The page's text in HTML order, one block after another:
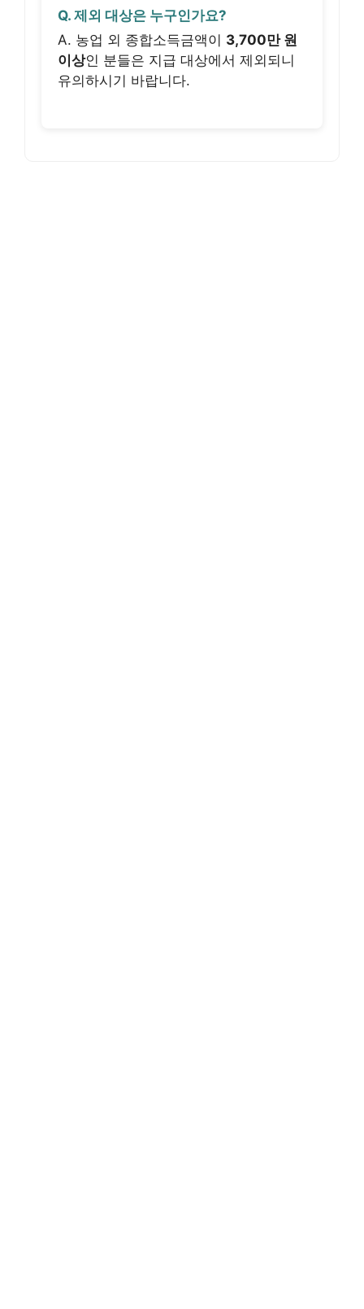
Q. 제외 대상은 누구인가요?
A. 농업 외 종합소득금액이 3,700만 원
이상인 분들은 지급 대상에서 제외되니
유의하시기 바랍니다.